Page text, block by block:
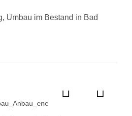
Umbau im Bestand in Bad